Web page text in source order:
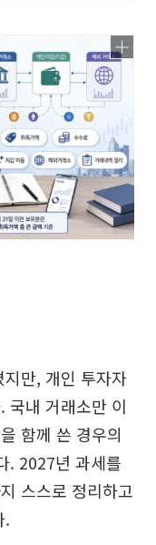
만, 개인 투자자
국내 거래소만 이
함께 쓴 경우의
. 2027년 과세를
스스로 정리하고
.